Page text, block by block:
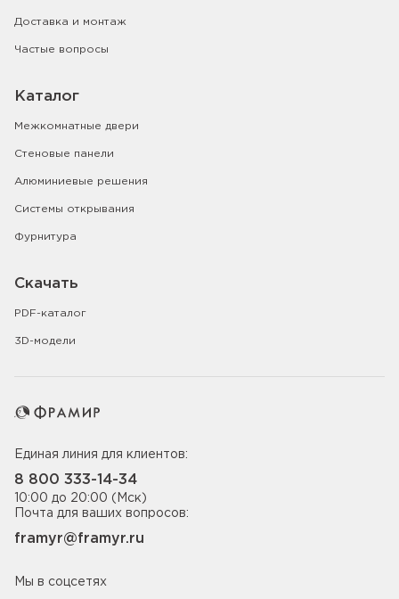
Доставка и монтаж
Частые вопросы
Каталог
Межкомнатные двери
Стеновые панели
Алюминиевые решения
Системы открывания
Фурнитура
Скачать
PDF-каталог
3D-модели
Единая линия для клиентов:
8 800 333-14-34
10:00 до 20:00 (Мск)
Почта для ваших вопросов:
framyr@framyr.ru
Мы в соцсетях